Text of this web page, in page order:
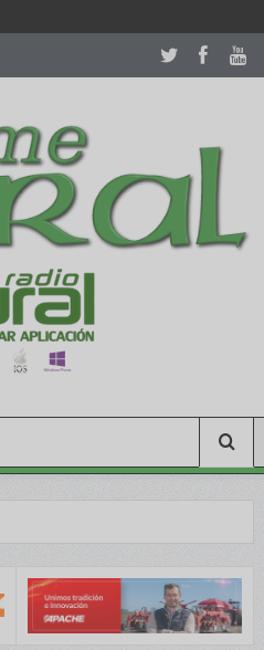
in usa recognized command with
to our
perfectwatches.is
with professional customer
https://reallydiamond.com/